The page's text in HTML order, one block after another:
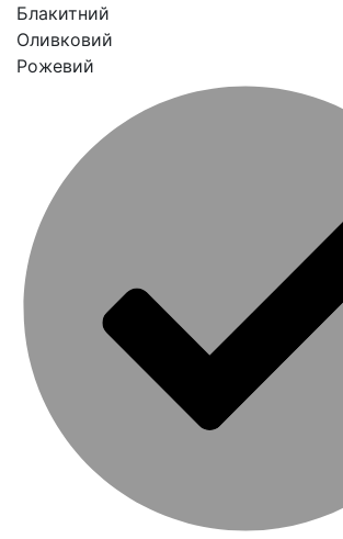
Блакитний
Оливковий
Рожевий